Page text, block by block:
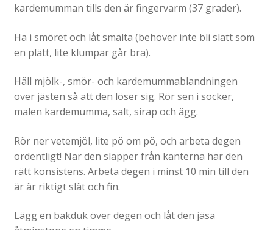
kardemumman tills den är fingervarm (37 grader).
Ha i smöret och låt smälta (behöver inte bli slätt som
en plätt, lite klumpar går bra).
Häll mjölk-, smör- och kardemummablandningen
över jästen så att den löser sig. Rör sen i socker,
malen kardemumma, salt, sirap och ägg.
Rör ner vetemjöl, lite pö om pö, och arbeta degen
ordentligt! När den släpper från kanterna har den
rätt konsistens. Arbeta degen i minst 10 min till den
är är riktigt slät och fin.
Lägg en bakduk över degen och låt den jäsa